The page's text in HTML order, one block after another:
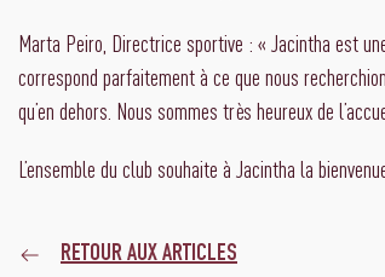
Marta Peiro, Directrice sportive : « Jacintha est
correspond parfaitement à ce que nous
qu’en dehors. Nous sommes très heureux de
L’ensemble du club souhaite à Jacintha la
RETOUR AUX ARTICLES